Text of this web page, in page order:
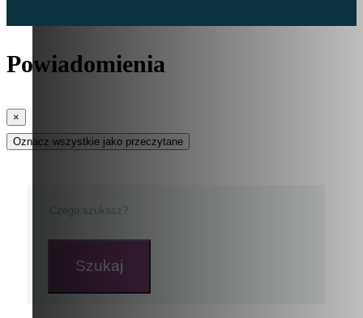
Powiadomienia
×
Oznacz wszystkie jako przeczytane
Szukaj